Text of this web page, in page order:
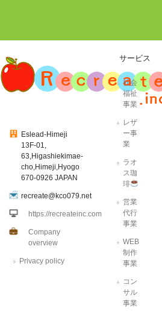
Eslead-Himeji
13F-01,
63,Higashiekimae-
cho,Himeji,Hyogo
670-0926 JAPAN
recreate@kco079.net
https://recreateinc.com
Company
overview
Privacy policy
サービス
社会
福祉
事業
レザ
ー事
業
ラオ
ス珈
琲
営業
代行
事業
WEB
制作
事業
コン
サル
事業